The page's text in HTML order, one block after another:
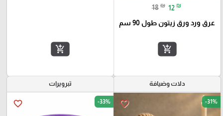
18 ₪ 12 ₪
عرق ورد ورق زيتون طول 90 سم
add_shopping_cart
add_shopping_cart
دلات وضيافة
favorite_border -31%
تبرويرات
favorite_border -33%